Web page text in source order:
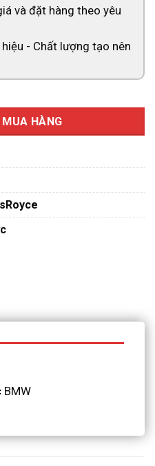
và đặt hàng theo yêu
- Chất lượng tạo nên
HÀNG
BMW